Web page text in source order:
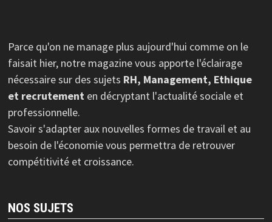
Parce qu'on ne manage plus aujourd'hui comme on le
faisait hier, notre magazine vous apporte l'éclairage
nécessaire sur des sujets RH, Management, Ethique
et recrutementen décryptant l'actualité sociale et
professionnelle.
Savoir s'adapter aux nouvelles formes de travail et au
besoin de l'économie vous permettra de retrouver
compétitivité et croissance.
NOS SUJETS